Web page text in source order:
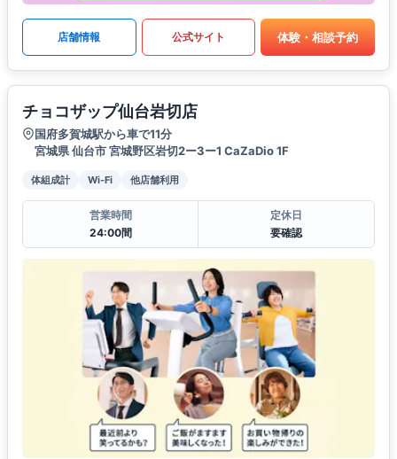
店舗情報 公式サイト 体験・相談予約
チョコザップ仙台岩切店
国府多賀城駅から車で11分
宮城県 仙台市 宮城野区岩切2ー3ー1 CaZaDio 1F
体組成計 Wi-Fi 他店舗利用
営業時間
24:00間
定休日
要確認